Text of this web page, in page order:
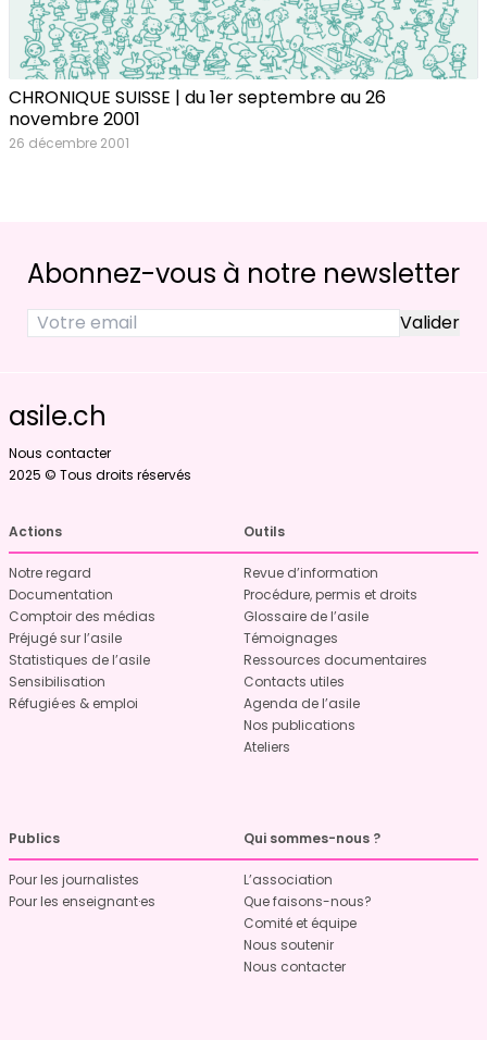
CHRONIQUE SUISSE | du 1er septembre au 26
novembre 2001
26 décembre 2001
Abonnez-vous à notre newsletter
asile.ch
Nous contacter
2025 © Tous droits réservés
Actions
Notre regard
Documentation
Comptoir des médias
Préjugé sur l’asile
Statistiques de l’asile
Sensibilisation
Réfugié·es & emploi
Outils
Revue d’information
Procédure, permis et droits
Glossaire de l’asile
Témoignages
Ressources documentaires
Contacts utiles
Agenda de l’asile
Nos publications
Ateliers
Publics
Pour les journalistes
Pour les enseignant·es
Qui sommes-nous ?
L’association
Que faisons-nous?
Comité et équipe
Nous soutenir
Nous contacter